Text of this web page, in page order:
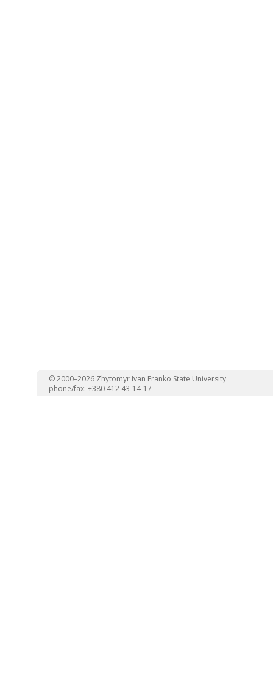
© 2000–2026 Zhytomyr Ivan Franko State University
phone/fax: +380 412 43-14-17